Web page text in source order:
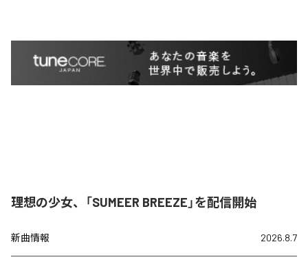
理想の少女、「SUMEER BREEZE」を配信開始
新曲情報 2026.8.7